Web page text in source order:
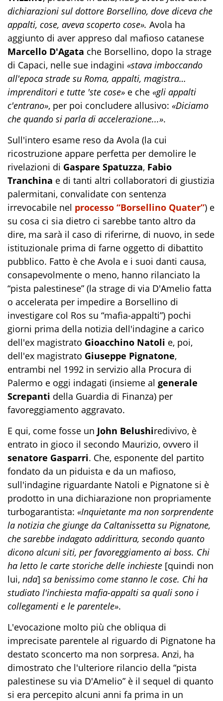
dichiarazioni sul dottore Borsellino, dove diceva che
appalti, cose, aveva scoperto cose». Avola ha
aggiunto di aver appreso dal mafioso catanese
Marcello D'Agata che Borsellino, dopo la strage
di Capaci, nelle sue indagini «stava imboccando
all'epoca strade su Roma, appalti, magistra…
imprenditori e tutte 'ste cose» e che «gli appalti
c'entrano», per poi concludere allusivo: «Diciamo
che quando si parla di accelerazione...».
Sull'intero esame reso da Avola (la cui
ricostruzione appare perfetta per demolire le
rivelazioni di Gaspare Spatuzza, Fabio
Tranchina e di tanti altri collaboratori di giustizia
palermitani, convalidate con sentenza
irrevocabile nel processo “Borsellino Quater”) e
su cosa ci sia dietro ci sarebbe tanto altro da
dire, ma sarà il caso di riferirne, di nuovo, in sede
istituzionale prima di farne oggetto di dibattito
pubblico. Fatto è che Avola e i suoi danti causa,
consapevolmente o meno, hanno rilanciato la
“pista palestinese” (la strage di via D'Amelio fatta
o accelerata per impedire a Borsellino di
investigare col Ros su “mafia-appalti”) pochi
giorni prima della notizia dell'indagine a carico
dell'ex magistrato Gioacchino Natoli e, poi,
dell'ex magistrato Giuseppe Pignatone,
entrambi nel 1992 in servizio alla Procura di
Palermo e oggi indagati (insieme al generale
Screpanti della Guardia di Finanza) per
favoreggiamento aggravato.
E qui, come fosse un John Belushiredivivo, è
entrato in gioco il secondo Maurizio, ovvero il
senatore Gasparri. Che, esponente del partito
fondato da un piduista e da un mafioso,
sull'indagine riguardante Natoli e Pignatone si è
prodotto in una dichiarazione non propriamente
turbogarantista: «Inquietante ma non sorprendente
la notizia che giunge da Caltanissetta su Pignatone,
che sarebbe indagato addirittura, secondo quanto
dicono alcuni siti, per favoreggiamento ai boss. Chi
ha letto le carte storiche delle inchieste [quindi non
lui, nda] sa benissimo come stanno le cose. Chi ha
studiato l'inchiesta mafia-appalti sa quali sono i
collegamenti e le parentele».
L'evocazione molto più che obliqua di
imprecisate parentele al riguardo di Pignatone ha
destato sconcerto ma non sorpresa. Anzi, ha
dimostrato che l'ulteriore rilancio della “pista
palestinese su via D'Amelio” è il sequel di quanto
si era percepito alcuni anni fa prima in un